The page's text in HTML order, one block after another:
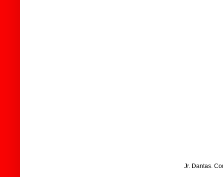
Jr. Dantas.